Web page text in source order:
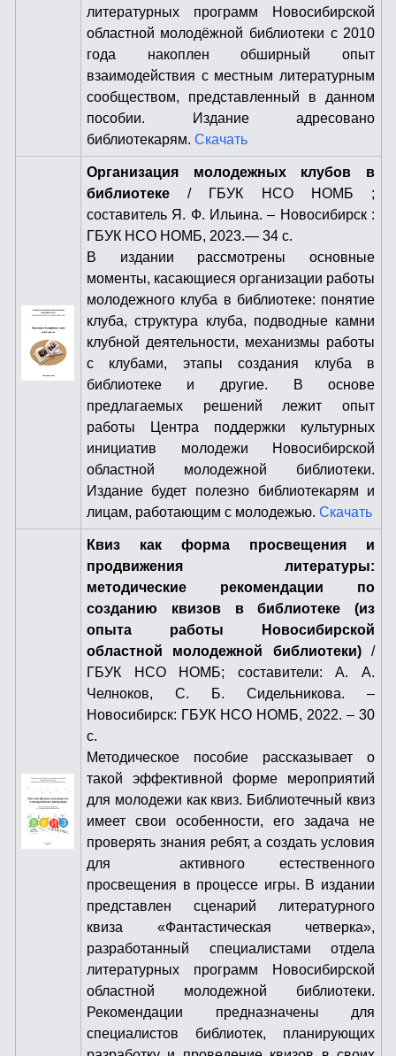
литературных программ Новосибирской
областной молодёжной библиотеки с 2010
года накоплен обширный опыт
взаимодействия с местным литературным
сообществом, представленный в данном
пособии. Издание адресовано
библиотекарям. Скачать
Организация молодежных клубов в
библиотеке/ ГБУК НСО НОМБ ;
составитель Я. Ф. Ильина. – Новосибирск :
ГБУК НСО НОМБ, 2023.— 34 с.
В издании рассмотрены основные
моменты, касающиеся организации работы
молодежного клуба в библиотеке: понятие
клуба, структура клуба, подводные камни
клубной деятельности, механизмы работы
с клубами, этапы создания клуба в
библиотеке и другие. В основе
предлагаемых решений лежит опыт
работы Центра поддержки культурных
инициатив молодежи Новосибирской
областной молодежной библиотеки.
Издание будет полезно библиотекарям и
лицам, работающим с молодежью. Скачать
Квиз как форма просвещения и
продвижения литературы:
методические рекомендации по
созданию квизов в библиотеке (из
опыта работы Новосибирской
областной молодежной библиотеки)/
ГБУК НСО НОМБ; составители: А. А.
Челноков, С. Б. Сидельникова.
–
Новосибирск: ГБУК НСО НОМБ, 2022. – 30
с.
Методическое пособие рассказывает о
такой эффективной форме мероприятий
для молодежи как квиз. Библиотечный квиз
имеет свои особенности, его задача не
проверять знания ребят, а создать условия
для активного естественного
просвещения в процессе игры. В издании
представлен сценарий литературного
квиза «Фантастическая четверка»,
разработанный специалистами отдела
литературных программ Новосибирской
областной молодежной библиотеки.
Рекомендации предназначены для
специалистов библиотек, планирующих